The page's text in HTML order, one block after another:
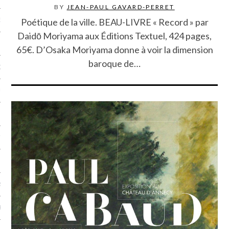
EN VOD
BY JEAN-PAUL GAVARD-PERRET
Poétique de la ville. BEAU-LIVRE « Record » par
Daidō Moriyama aux Éditions Textuel, 424 pages,
65€. D’Osaka Moriyama donne à voir la dimension
baroque de…